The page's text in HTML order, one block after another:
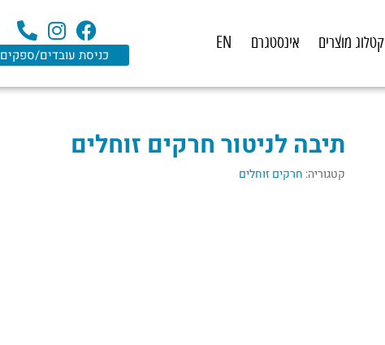
קטלוג מוצרים אינסטגרם EN
כניסת עובדים/ספקים
תיבה לניטור חרקים זוחלים
קטגוריה: חרקים זוחלים